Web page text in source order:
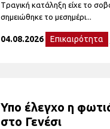
Tραγική κατάληξη είχε το
σημειώθηκε το μεσημέρι...
04.08.2026 Επικαιρότητα
Υπο έλεγχο η
στο Γενέσι